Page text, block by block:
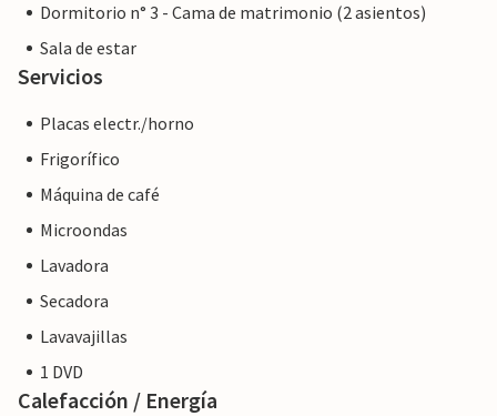
Dormitorio n° 3 - Cama de matrimonio (2 asientos)
Sala de estar
Servicios
Placas electr./horno
Frigorífico
Máquina de café
Microondas
Lavadora
Secadora
Lavavajillas
1 DVD
Calefacción / Energía